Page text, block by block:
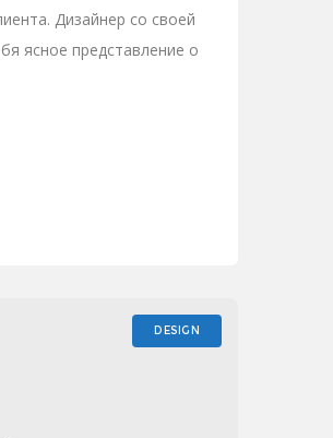
Дизайнер со своей
ясное представление о
DESIGN